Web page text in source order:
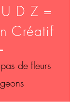
D Z =
Créatif
de fleurs